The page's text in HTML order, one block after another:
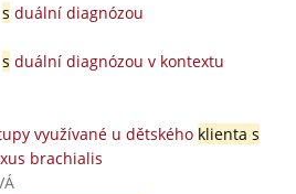
s duální diagnózou
s duální diagnózou v kontextu
využívané u dětského klienta s
brachialis